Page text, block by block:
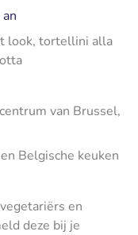
look, tortellini alla
van Brussel,
Belgische keuken
en
deze bij je